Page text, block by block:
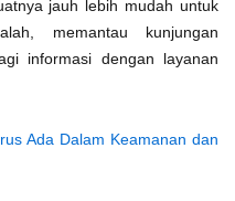
jauh lebih mudah untuk
memantau kunjungan
informasi dengan layanan
Ada Dalam Keamanan dan